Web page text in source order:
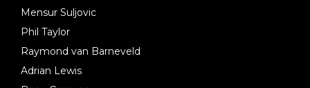
Mensur Suljovic
Phil Taylor
Raymond van Barneveld
Adrian Lewis